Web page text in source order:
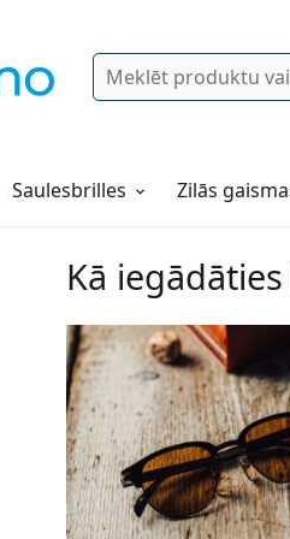
Meklēt
Saulesbrilles Zilās
Kā